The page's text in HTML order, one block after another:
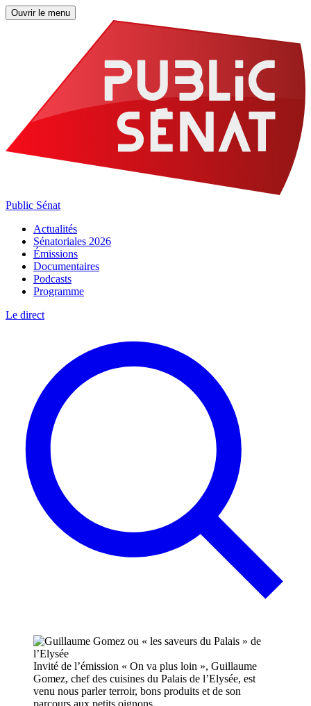
Ouvrir le menu
Public Sénat
Actualités
Sénatoriales 2026
Émissions
Documentaires
Podcasts
Programme
Le direct
Invité de l’émission « On va plus loin », Guillaume
Gomez, chef des cuisines du Palais de l’Elysée, est
venu nous parler terroir, bons produits et de son